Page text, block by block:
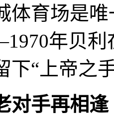
体育场是
年贝利
下“上帝之
手再相逢